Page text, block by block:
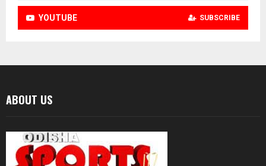
YOUTUBE SUBSCRIBE
ABOUT US